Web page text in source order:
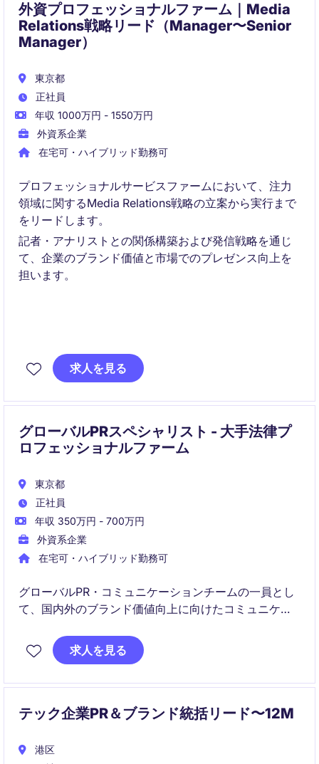
外資プロフェッショナルファーム｜Media
Relations戦略リード（Manager〜Senior
Manager）
東京都
正社員
年収 1000万円 - 1550万円
外資系企業
在宅可・ハイブリッド勤務可
プロフェッショナルサービスファームにおいて、注力
領域に関するMedia Relations戦略の立案から実行まで
をリードします。
記者・アナリストとの関係構築および発信戦略を通じ
て、企業のブランド価値と市場でのプレゼンス向上を
担います。
求人を見る
グローバルPRスペシャリスト - 大手法律プ
ロフェッショナルファーム
東京都
正社員
年収 350万円 - 700万円
外資系企業
在宅可・ハイブリッド勤務可
グローバルPR・コミュニケーションチームの一員とし
て、国内外のブランド価値向上に向けたコミュニケー
とのリレーション構築や英語での広報コンテンツ制
作・編集、グローバルイベントやセミナーの企画運
求人を見る
テック企業PR＆ブランド統括リード〜12M
港区